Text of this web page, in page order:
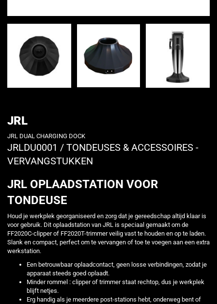
JRL
JRL DUAL CHARGING DOCK
JRLDU0001 / TONDEUSES & ACCESSOIRES -
VERVANGSTUKKEN
JRL OPLAADSTATION VOOR
TONDEUSE
Houd je werkplek georganiseerd en zorg dat je gereedschap altijd klaar is
voor gebruik. Dit oplaadstation van JRL is speciaal gemaakt om de
FF2020C-clipper of FF2020T-trimmer veilig vast te houden en op te laden.
Slank en compact, perfect om te vervangen of toe te voegen aan een extra
werkstation.
Een betrouwbaar oplaadcontact, geen losse verbindingen, zodat je
apparaat steeds goed oplaadt.
Minder rommel : clipper of trimmer staat rechtop, dus je werkplek
blijft netjes.
Erg handig als je meerdere post-stations hebt, onderweg bent of